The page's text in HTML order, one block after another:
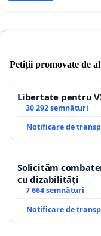
Petiții promovate de
Libertate pentru
30 292 semnături
Notificare de
Solicităm
cu dizabilități
7 664 semnături
Notificare de